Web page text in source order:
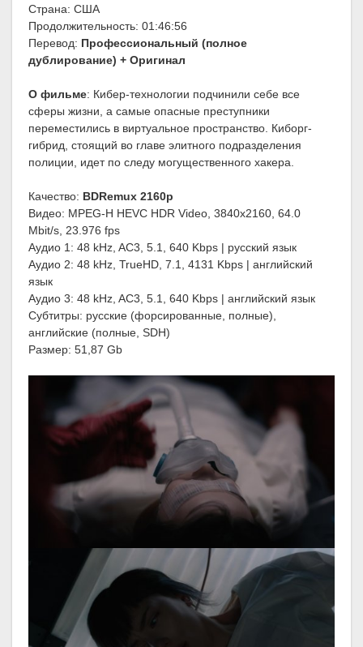
Страна: США
Продолжительность: 01:46:56
Перевод: Профессиональный (полное
дублирование) + Оригинал
О фильме: Кибер-технологии подчинили себе все
сферы жизни, а самые опасные преступники
переместились в виртуальное пространство. Киборг-
гибрид, стоящий во главе элитного подразделения
полиции, идет по следу могущественного хакера.
Качество: BDRemux 2160p
Видео: MPEG-H HEVC HDR Video, 3840x2160, 64.0
Mbit/s, 23.976 fps
Аудио 1: 48 kHz, AC3, 5.1, 640 Kbps | русский язык
Аудио 2: 48 kHz, TrueHD, 7.1, 4131 Kbps | английский
язык
Аудио 3: 48 kHz, AC3, 5.1, 640 Kbps | английский язык
Субтитры: русские (форсированные, полные),
английские (полные, SDH)
Размер: 51,87 Gb